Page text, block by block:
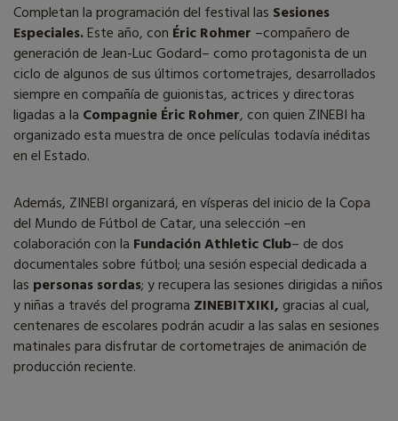
Completan la programación del festival las Sesiones
Especiales.Este año, con Éric Rohmer –compañero de
generación de Jean-Luc Godard– como protagonista de un
ciclo de algunos de sus últimos cortometrajes, desarrollados
siempre en compañía de guionistas, actrices y directoras
ligadas a la Compagnie Éric Rohmer, con quien ZINEBI ha
organizado esta muestra de once películas todavía inéditas
en el Estado.
Además, ZINEBI organizará, en vísperas del inicio de la Copa
del Mundo de Fútbol de Catar, una selección –en
colaboración con la Fundación Athletic Club– de dos
documentales sobre fútbol; una sesión especial dedicada a
las personas sordas; y recupera las sesiones dirigidas a niños
y niñas a través del programa ZINEBITXIKI,gracias al cual,
centenares de escolares podrán acudir a las salas en sesiones
matinales para disfrutar de cortometrajes de animación de
producción reciente.